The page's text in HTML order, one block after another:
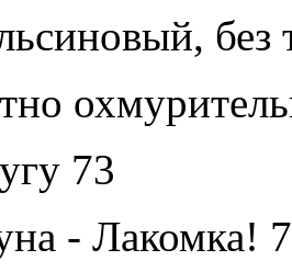
без
73
- Лакомка!